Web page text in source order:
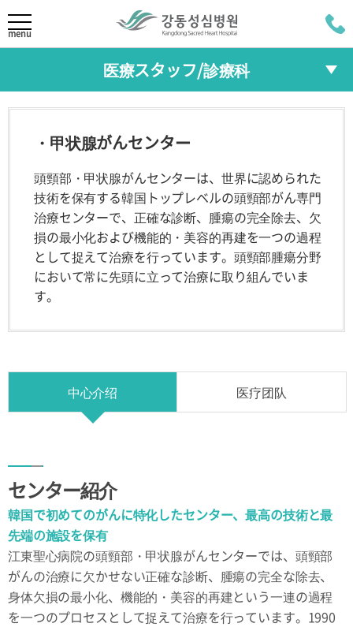
menu LANGUAGE
KOR
ENG
CHI
RUS
病院紹介
ン
30年余りの歴史
医療スタッフ / 診療科
医療スタッフ
診療科
ター
利用案内
医療スタッフ/診療科
医療スタッフ
専門センター
総合健康増進センター
特徴
・甲状腺がんセンター
頭頸部・甲状腺がんセンターは、世界に認められた
技術を保有する韓国トップレベルの頭頸部がん専門
治療センターで、正確な診断、腫瘍の完全除去、欠
損の最小化および機能的・美容的再建を一つの過程
として捉えて治療を行っています。頭頸部腫瘍分野
において常に先頭に立って治療に取り組んでいま
す。
中心介绍 医疗团队
センター紹介
韓国で初めてのがんに特化したセンター、最高の技術と最
先端の施設を保有
江東聖心病院の頭頸部・甲状腺がんセンターでは、頭頸部
がんの治療に欠かせない正確な診断、腫瘍の完全な除去、
身体欠損の最小化、機能的・美容的再建という一連の過程
を一つのプロセスとして捉えて治療を行っています。1990